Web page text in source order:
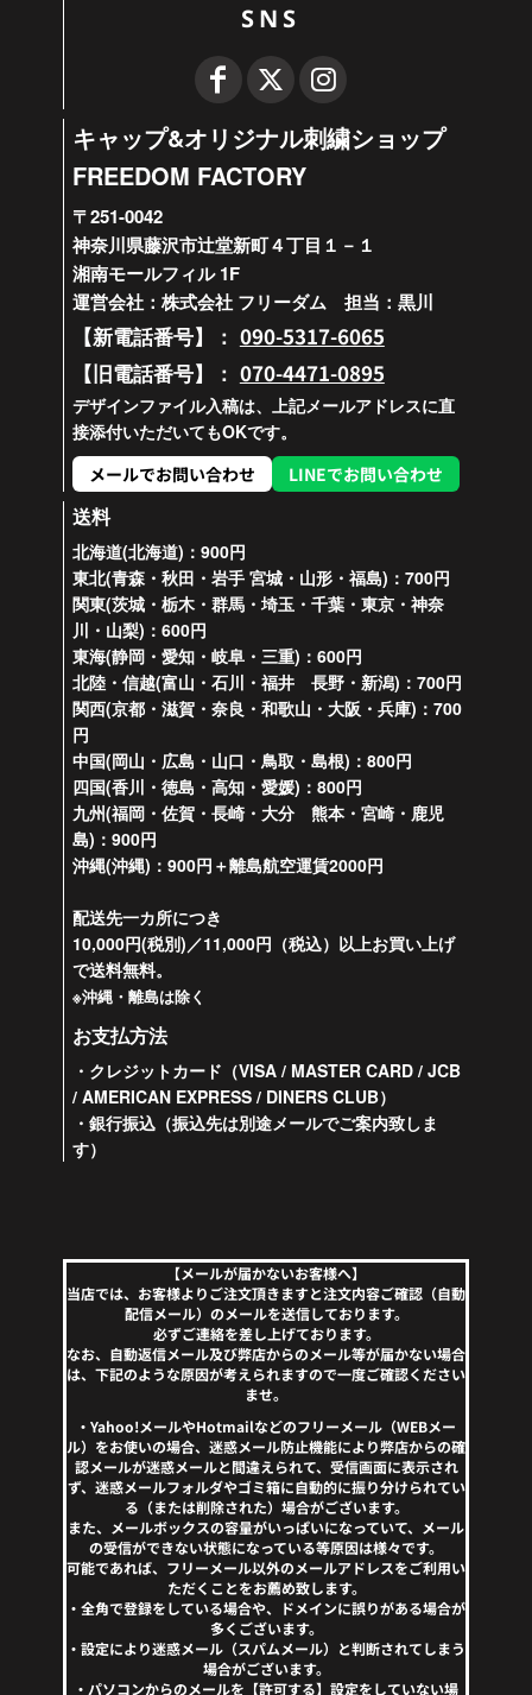
SNS
キャップ&オリジナル刺繍ショップ
FREEDOM FACTORY
〒251-0042
神奈川県藤沢市辻堂新町４丁目１－１
湘南モールフィル 1F
運営会社：株式会社 フリーダム 担当：黒川
【新電話番号】： 090-5317-6065
【旧電話番号】： 070-4471-0895
デザインファイル入稿は、上記メールアドレスに直
接添付いただいてもOKです。
メールでお問い合わせ
LINEでお問い合わせ
送料
北海道(北海道)：900円
東北(青森・秋田・岩手 宮城・山形・福島)：700円
関東(茨城・栃木・群馬・埼玉・千葉・東京・神奈
川・山梨)：600円
東海(静岡・愛知・岐阜・三重)：600円
北陸・信越(富山・石川・福井 長野・新潟)：700円
関西(京都・滋賀・奈良・和歌山・大阪・兵庫)：700
円
中国(岡山・広島・山口・鳥取・島根)：800円
四国(香川・徳島・高知・愛媛)：800円
九州(福岡・佐賀・長崎・大分 熊本・宮崎・鹿児
島)：900円
沖縄(沖縄)：900円＋離島航空運賃2000円
配送先一カ所につき
10,000円(税別)／11,000円（税込）以上お買い上げ
で送料無料。
※沖縄・離島は除く
お支払方法
・クレジットカード（VISA / MASTER CARD / JCB
/ AMERICAN EXPRESS / DINERS CLUB）
・銀行振込（振込先は別途メールでご案内致しま
す）
【メールが届かないお客様へ】
当店では、お客様よりご注文頂きますと注文内容ご確認（自動
配信メール）のメールを送信しております。
必ずご連絡を差し上げております。
なお、自動返信メール及び弊店からのメール等が届かない場合
は、下記のような原因が考えられますので一度ご確認ください
ませ。
・Yahoo!メールやHotmailなどのフリーメール（WEBメー
ル）をお使いの場合、迷惑メール防止機能により弊店からの確
認メールが迷惑メールと間違えられて、受信画面に表示され
ず、迷惑メールフォルダやゴミ箱に自動的に振り分けられてい
る（または削除された）場合がございます。
また、メールボックスの容量がいっぱいになっていて、メール
の受信ができない状態になっている等原因は様々です。
可能であれば、フリーメール以外のメールアドレスをご利用い
ただくことをお薦め致します。
・全角で登録をしている場合や、ドメインに誤りがある場合が
多くございます。
・設定により迷惑メール（スパムメール）と判断されてしまう
場合がございます。
・パソコンからのメールを【許可する】設定をしていない場